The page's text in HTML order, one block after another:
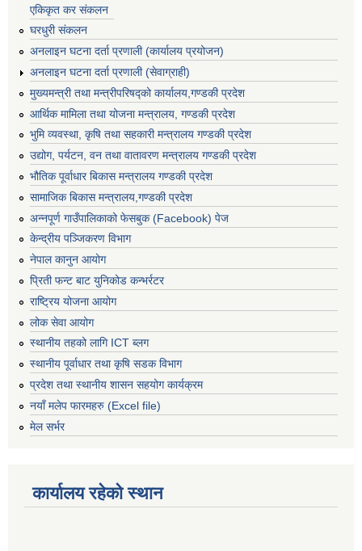
एकिकृत कर संकलन
घरधुरी संकलन
अनलाइन घटना दर्ता प्रणाली (कार्यालय प्रयोजन)
अनलाइन घटना दर्ता प्रणाली (सेवाग्राही)
मुख्यमन्त्री तथा मन्त्रीपरिषद्को कार्यालय,गण्डकी प्रदेश
आर्थिक मामिला तथा योजना मन्त्रालय, गण्डकी प्रदेश
भुमि व्यवस्था, कृषि तथा सहकारी मन्त्रालय गण्डकी प्रदेश
उद्योग, पर्यटन, वन तथा वातावरण मन्त्रालय गण्डकी प्रदेश
भौतिक पूर्वाधार बिकास मन्त्रालय गण्डकी प्रदेश
सामाजिक बिकास मन्त्रालय,गण्डकी प्रदेश
अन्नपूर्ण गाउँपालिकाको फेसबुक (Facebook) पेज
केन्द्रीय पञ्जिकरण विभाग
नेपाल कानुन आयोग
प्रिती फन्ट बाट युनिकोड कन्भर्रटर
राष्ट्रिय योजना आयोग
लोक सेवा आयोग
स्थानीय तहको लागि ICT ब्लग
स्थानीय पूर्वाधार तथा कृषि सडक विभाग
प्रदेश तथा स्थानीय शासन सहयोग कार्यक्रम
नयाँ मलेप फारमहरु (Excel file)
मेल सर्भर
कार्यालय रहेको स्थान